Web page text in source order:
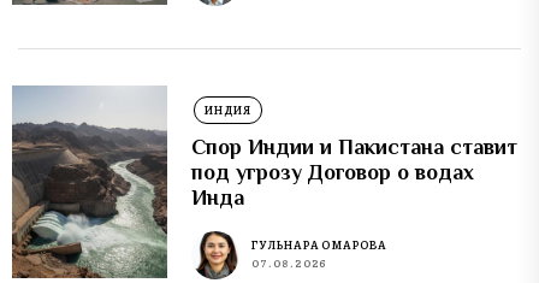
ИНДИЯ
Спор Индии и Пакистана ставит
под угрозу Договор о водах
Инда
ГУЛЬНАРА ОМАРОВА
07.08.2026